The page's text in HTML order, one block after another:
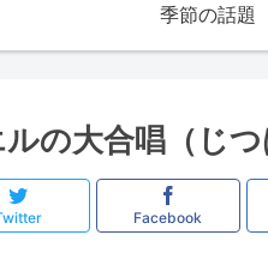
季節の話題
ルの大合唱（じ
Facebook